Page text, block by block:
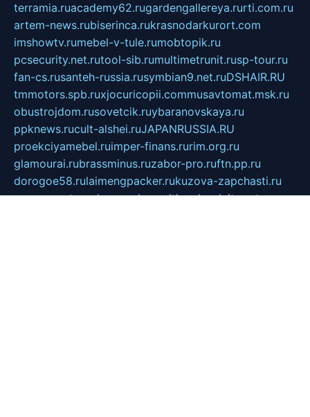
terramia.ruacademy62.rugardengallereya.rurti.com.ru
artem-news.rubiserinca.rukrasnodarkurort.com
imshowtv.rumebel-v-tule.rumobtopik.ru
pcsecurity.net.rutool-sib.rumultimetrunit.rusp-tour.ru
fan-cs.rusanteh-russia.rusymbian9.net.ruDSHAIR.RU
tmmotors.spb.ruxjocuricopii.commusavtomat.msk.ru
obustrojdom.rusovetcik.ruybaranovskaya.ru
ppknews.rucult-alshei.ruJAPANRUSSIA.RU
proekciyamebel.ruimper-finans.rurim.org.ru
glamourai.rubrassminus.ruzabor-pro.ruftn.pp.ru
dorogoe58.rulaimengpacker.rukuzova-zapchasti.ru
sageerp.rutaxodrom.rudsrazvitie.ruhardcity.net.ru